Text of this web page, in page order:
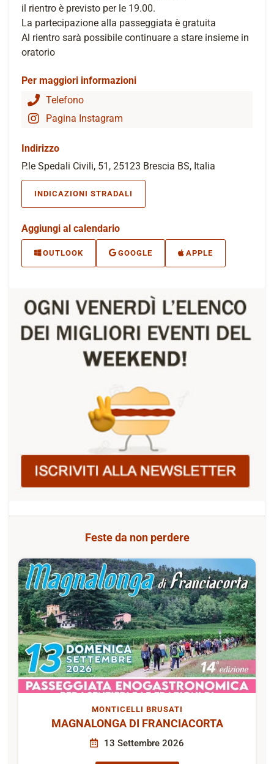
il rientro è previsto per le 19.00.
La partecipazione alla passeggiata è gratuita
Al rientro sarà possibile continuare a stare insieme in
oratorio
Per maggiori informazioni
Telefono
Pagina Instagram
Indirizzo
P.le Spedali Civili, 51, 25123 Brescia BS, Italia
INDICAZIONI STRADALI
Aggiungi al calendario
OUTLOOK GOOGLE APPLE
Feste da non perdere
MONTICELLI BRUSATI
MAGNALONGA DI FRANCIACORTA
13 Settembre 2026